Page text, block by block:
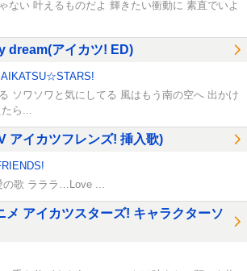
ない 叶えるものだよ 輝きたい衝動に 素直でいよ
dream(アイカツ! ED)
ソワソワと気にしてる 風はもう南の空へ 出かけ
ら...
アイカツフレンズ! 挿入歌)
歌 ラララ…Love ...
メ アイカツスターズ! キャラクターソ